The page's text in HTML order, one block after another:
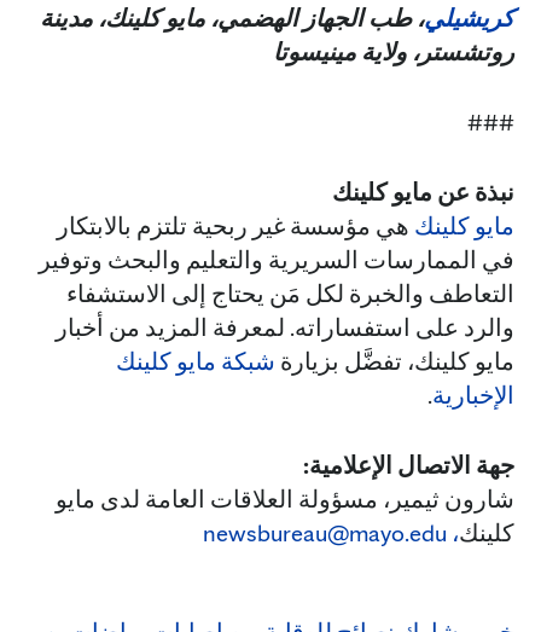
كريشيلي، طب الجهاز الهضمي، مايو كلينك، مدينة
روتشستر، ولاية مينيسوتا
###
نبذة عن مايو كلينك
مايو كلينك هي مؤسسة غير ربحية تلتزم بالابتكار
في الممارسات السريرية والتعليم والبحث وتوفير
التعاطف والخبرة لكل مَن يحتاج إلى الاستشفاء
والرد على استفساراته. لمعرفة المزيد من أخبار
مايو كلينك، تفضَّل بزيارة شبكة مايو كلينك
الإخبارية.
جهة الاتصال الإعلامية:
شارون ثيمير، مسؤولة العلاقات العامة لدى مايو
كلينك، newsbureau@mayo.edu